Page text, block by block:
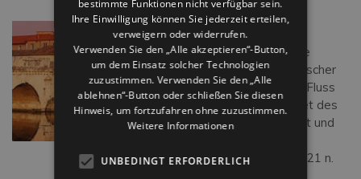
TIBERIUSBRÜCKE
Die Tiberiusbrücke ist eine
stattliche Architektur römischer
Zeit und wurde über dem Fluss
Marecchia durch ein Dekret des
Kaisers Augustus errichtet und
Nachfolger Tiberius (14 – 21 n.
bestimmte Funktionen nicht verfügbar sein.
Ihre Einwilligung können Sie jederzeit erteilen,
verweigern oder widerrufen.
Verwenden Sie den „Alle akzeptieren“-Button,
um dem Einsatz solcher Technologien
zuzustimmen. Verwenden Sie den „Alle
ablehnen“-Button oder schließen Sie diesen
Hinweis, um fortzufahren ohne zuzustimmen.
Weitere Informationen
UNBEDINGT ERFORDERLICH